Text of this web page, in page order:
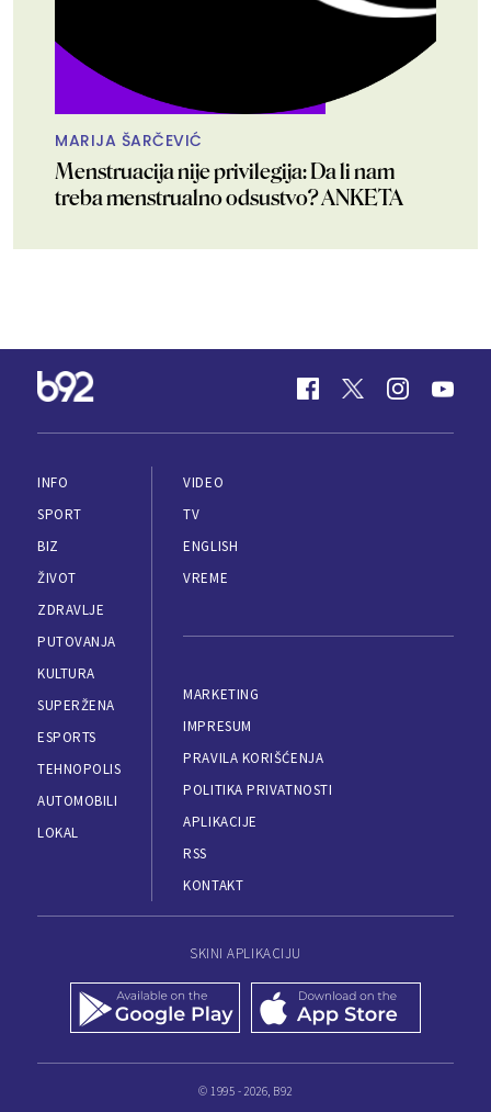
MARIJA ŠARČEVIĆ
Menstruacija nije privilegija: Da li nam
treba menstrualno odsustvo? ANKETA
INFO
SPORT
BIZ
ŽIVOT
ZDRAVLJE
PUTOVANJA
KULTURA
SUPERŽENA
ESPORTS
TEHNOPOLIS
AUTOMOBILI
LOKAL
VIDEO
TV
ENGLISH
VREME
MARKETING
IMPRESUM
PRAVILA KORIŠĆENJA
POLITIKA PRIVATNOSTI
APLIKACIJE
RSS
KONTAKT
SKINI APLIKACIJU
© 1995 - 2026, B92